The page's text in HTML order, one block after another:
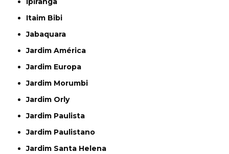
Itaim Bibi
Jabaquara
Jardim América
Jardim Europa
Jardim Morumbi
Jardim Orly
Jardim Paulista
Jardim Paulistano
Jardim Santa Helena